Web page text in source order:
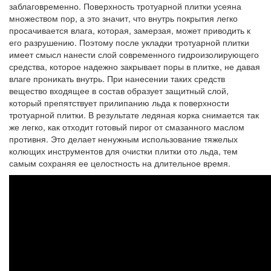
заблаговременно. Поверхность тротуарной плитки усеяна
множеством пор, а это значит, что внутрь покрытия легко
просачивается влага, которая, замерзая, может приводить к
его разрушению. Поэтому после укладки тротуарной плитки
имеет смысл нанести слой современного гидроизолирующего
средства, которое надежно закрывает поры в плитке, не давая
влаге проникать внутрь. При нанесении таких средств
вещество входящее в состав образует защитный слой,
который препятствует прилипанию льда к поверхности
тротуарной плитки. В результате ледяная корка снимается так
же легко, как отходит готовый пирог от смазанного маслом
противня. Это делает ненужным использование тяжелых
колющих инструментов для очистки плитки ото льда, тем
самым сохраняя ее целостность на длительное время.